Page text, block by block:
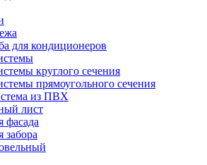
для кондиционеров
круглого сечения
прямоугольного сечения
из ПВХ
лист
фасада
забора